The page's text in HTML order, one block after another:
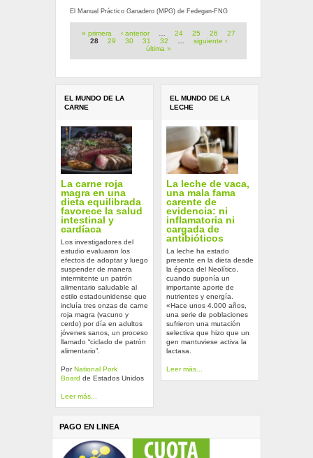
El Manual Práctico Ganadero (MPG) de Fedegan-FNG
Páginas
« primera ‹ anterior … 24 25 26
27
28
29 30 31 32 …
siguiente ›
última »
EL MUNDO DE LA
CARNE
La carne roja
magra en una
dieta equilibrada
favorece la salud
intestinal y
cardíaca
Los investigadores del
estudio evaluaron los
efectos de adoptar y luego
suspender de manera
intermitente un patrón
alimentario saludable al
estilo estadounidense que
incluía tres onzas de carne
roja magra (vacuno y
cerdo) por día en adultos
jóvenes sanos, un proceso
llamado “ciclado de patrón
alimentario”.
Por National Pork
Board de Estados Unidos
Leer más...
EL MUNDO DE LA
LECHE
La leche de vaca,
una mala fama
carente de
evidencia: ni
inflamatoria ni
cargada de
antibióticos
La leche ha estado
presente en la dieta desde
la época del Neolítico,
cuando suponía un
importante aporte de
nutrientes y energía.
«Hace unos 4.000 años,
una serie de poblaciones
sufrieron una mutación
selectiva que hizo que un
gen mantuviese activa la
lactasa.
Leer más...
PAGO EN LINEA